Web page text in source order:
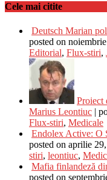
Cele mai citite
Deutsch Marian
posted on
Editorial, Flux-stiri,
Proiect
Marius Leontiuc |
Flux-stiri, Medicale
Endolex Active: O
posted on aprilie
stiri, leontiuc,
Mafia finlandeză
posted on